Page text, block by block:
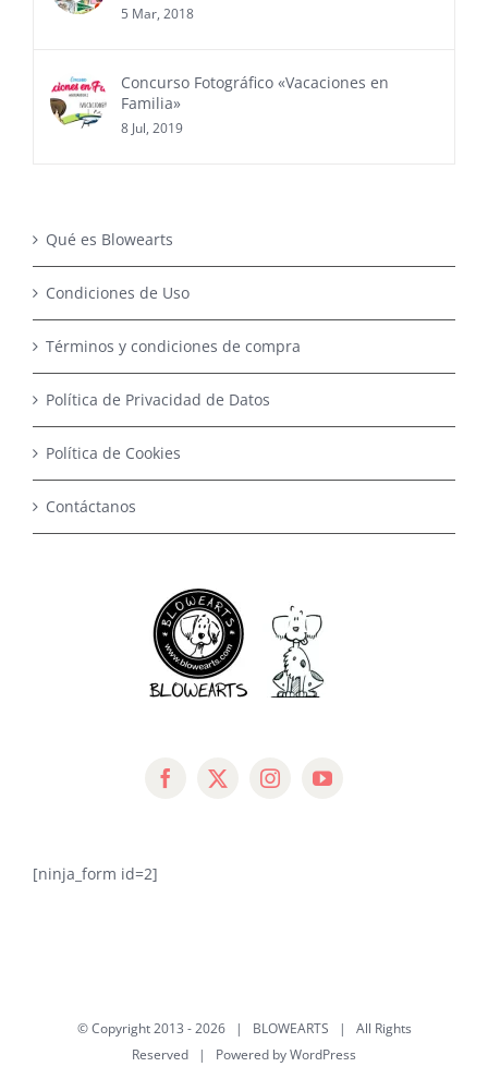
5 Mar, 2018
Concurso Fotográfico «Vacaciones en
Familia»
8 Jul, 2019
Qué es Blowearts
Condiciones de Uso
Términos y condiciones de compra
Política de Privacidad de Datos
Política de Cookies
Contáctanos
[ninja_form id=2]
© Copyright 2013 -2026 | BLOWEARTS | All Rights
Reserved | Powered byWordPress